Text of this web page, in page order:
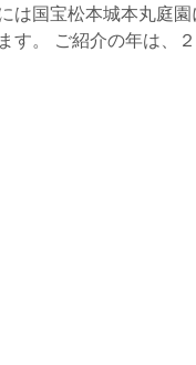
は国宝松本城本丸庭
す。 ご紹介の年は、